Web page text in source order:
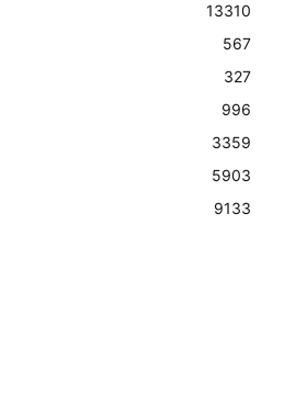
13310
567
327
996
3359
5903
9133